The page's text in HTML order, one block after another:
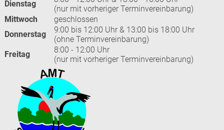
Dienstag
(nur mit vorheriger Terminvereinbarung)
Mittwoch
geschlossen
Donnerstag
9:00 bis 12:00 Uhr & 13:00 bis 18:00 Uhr
(ohne Terminvereinbarung)
Freitag
8:00 - 12:00 Uhr
(nur mit vorheriger Terminvereinbarung)